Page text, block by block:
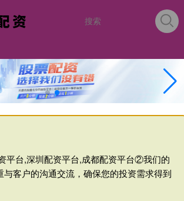
平台,深圳配资平台,成都配资平台②我们的
与客户的沟通交流，确保您的投资需求得到